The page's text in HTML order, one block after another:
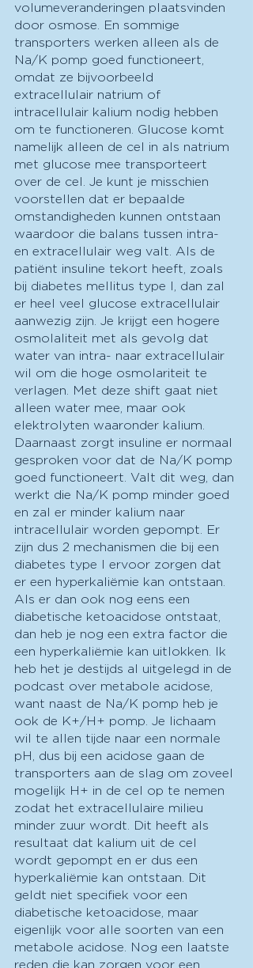
volumeveranderingen plaatsvinden
door osmose. En sommige
transporters werken alleen als de
Na/K pomp goed functioneert,
omdat ze bijvoorbeeld
extracellulair natrium of
intracellulair kalium nodig hebben
om te functioneren. Glucose komt
namelijk alleen de cel in als natrium
met glucose mee transporteert
over de cel. Je kunt je misschien
voorstellen dat er bepaalde
omstandigheden kunnen ontstaan
waardoor die balans tussen intra-
en extracellulair weg valt. Als de
patiënt insuline tekort heeft, zoals
bij diabetes mellitus type I, dan zal
er heel veel glucose extracellulair
aanwezig zijn. Je krijgt een hogere
osmolaliteit met als gevolg dat
water van intra- naar extracellulair
wil om die hoge osmolariteit te
verlagen. Met deze shift gaat niet
alleen water mee, maar ook
elektrolyten waaronder kalium.
Daarnaast zorgt insuline er normaal
gesproken voor dat de Na/K pomp
goed functioneert. Valt dit weg, dan
werkt die Na/K pomp minder goed
en zal er minder kalium naar
intracellulair worden gepompt. Er
zijn dus 2 mechanismen die bij een
diabetes type I ervoor zorgen dat
er een hyperkaliëmie kan ontstaan.
Als er dan ook nog eens een
diabetische ketoacidose ontstaat,
dan heb je nog een extra factor die
een hyperkaliëmie kan uitlokken. Ik
heb het je destijds al uitgelegd in de
podcast over metabole acidose,
want naast de Na/K pomp heb je
ook de K+/H+ pomp. Je lichaam
wil te allen tijde naar een normale
pH, dus bij een acidose gaan de
transporters aan de slag om zoveel
mogelijk H+ in de cel op te nemen
zodat het extracellulaire milieu
minder zuur wordt. Dit heeft als
resultaat dat kalium uit de cel
wordt gepompt en er dus een
hyperkaliëmie kan ontstaan. Dit
geldt niet specifiek voor een
diabetische ketoacidose, maar
eigenlijk voor alle soorten van een
metabole acidose. Nog een laatste
reden die kan zorgen voor een